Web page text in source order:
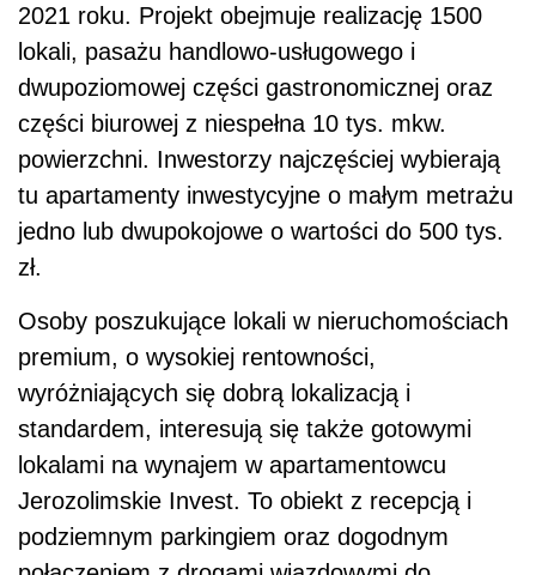
2021 roku. Projekt obejmuje realizację 1500
lokali, pasażu handlowo-usługowego i
dwupoziomowej części gastronomicznej oraz
części biurowej z niespełna 10 tys. mkw.
powierzchni. Inwestorzy najczęściej wybierają
tu apartamenty inwestycyjne o małym metrażu
jedno lub dwupokojowe o wartości do 500 tys.
zł.
Osoby poszukujące lokali w nieruchomościach
premium, o wysokiej rentowności,
wyróżniających się dobrą lokalizacją i
standardem, interesują się także gotowymi
lokalami na wynajem w apartamentowcu
Jerozolimskie Invest. To obiekt z recepcją i
podziemnym parkingiem oraz dogodnym